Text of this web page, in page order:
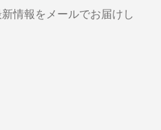
情報をメールでお届けし